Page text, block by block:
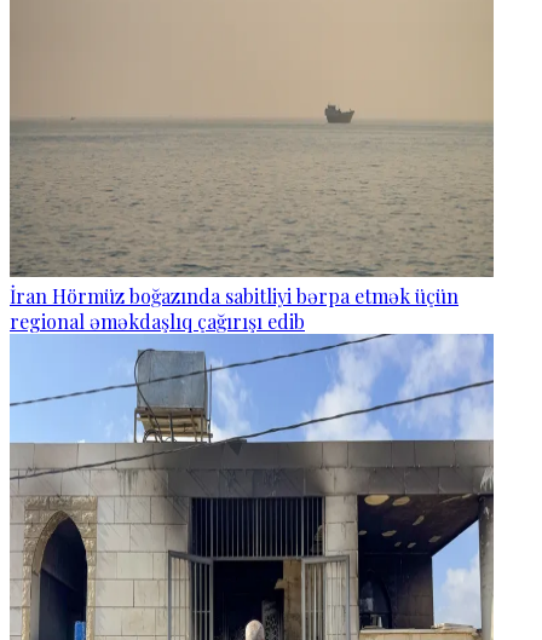
İran Hörmüz boğazında sabitliyi bərpa etmək üçün
regional əməkdaşlıq çağırışı edib